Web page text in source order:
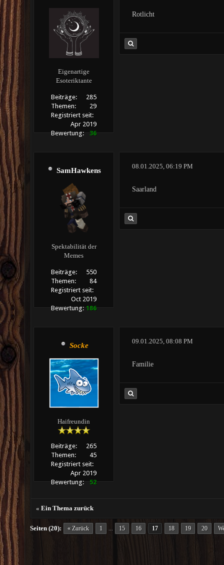
Eigenartige
Esoteriktante
Beiträge:
285
Themen:
29
Registriert seit:
Apr 2019
Bewertung:
36
Rotlicht
SamHawkens
Spektabilität der
Memes
Beiträge:
550
Themen:
84
Registriert seit:
Oct 2019
Bewertung: 186
08.01.2025, 06:19 PM
Saarland
Socke
Haifreundin
Beiträge:
265
Themen:
45
Registriert seit:
Apr 2019
Bewertung:
52
09.01.2025, 08:08 PM
Familie
« Ein Thema zurück
Seiten (20): « Zurück 1 15 16 17 18 19 20